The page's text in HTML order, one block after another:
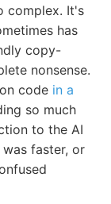
complex. It's
has
copy-
nonsense.
code in a
so much
to the AI
faster, or